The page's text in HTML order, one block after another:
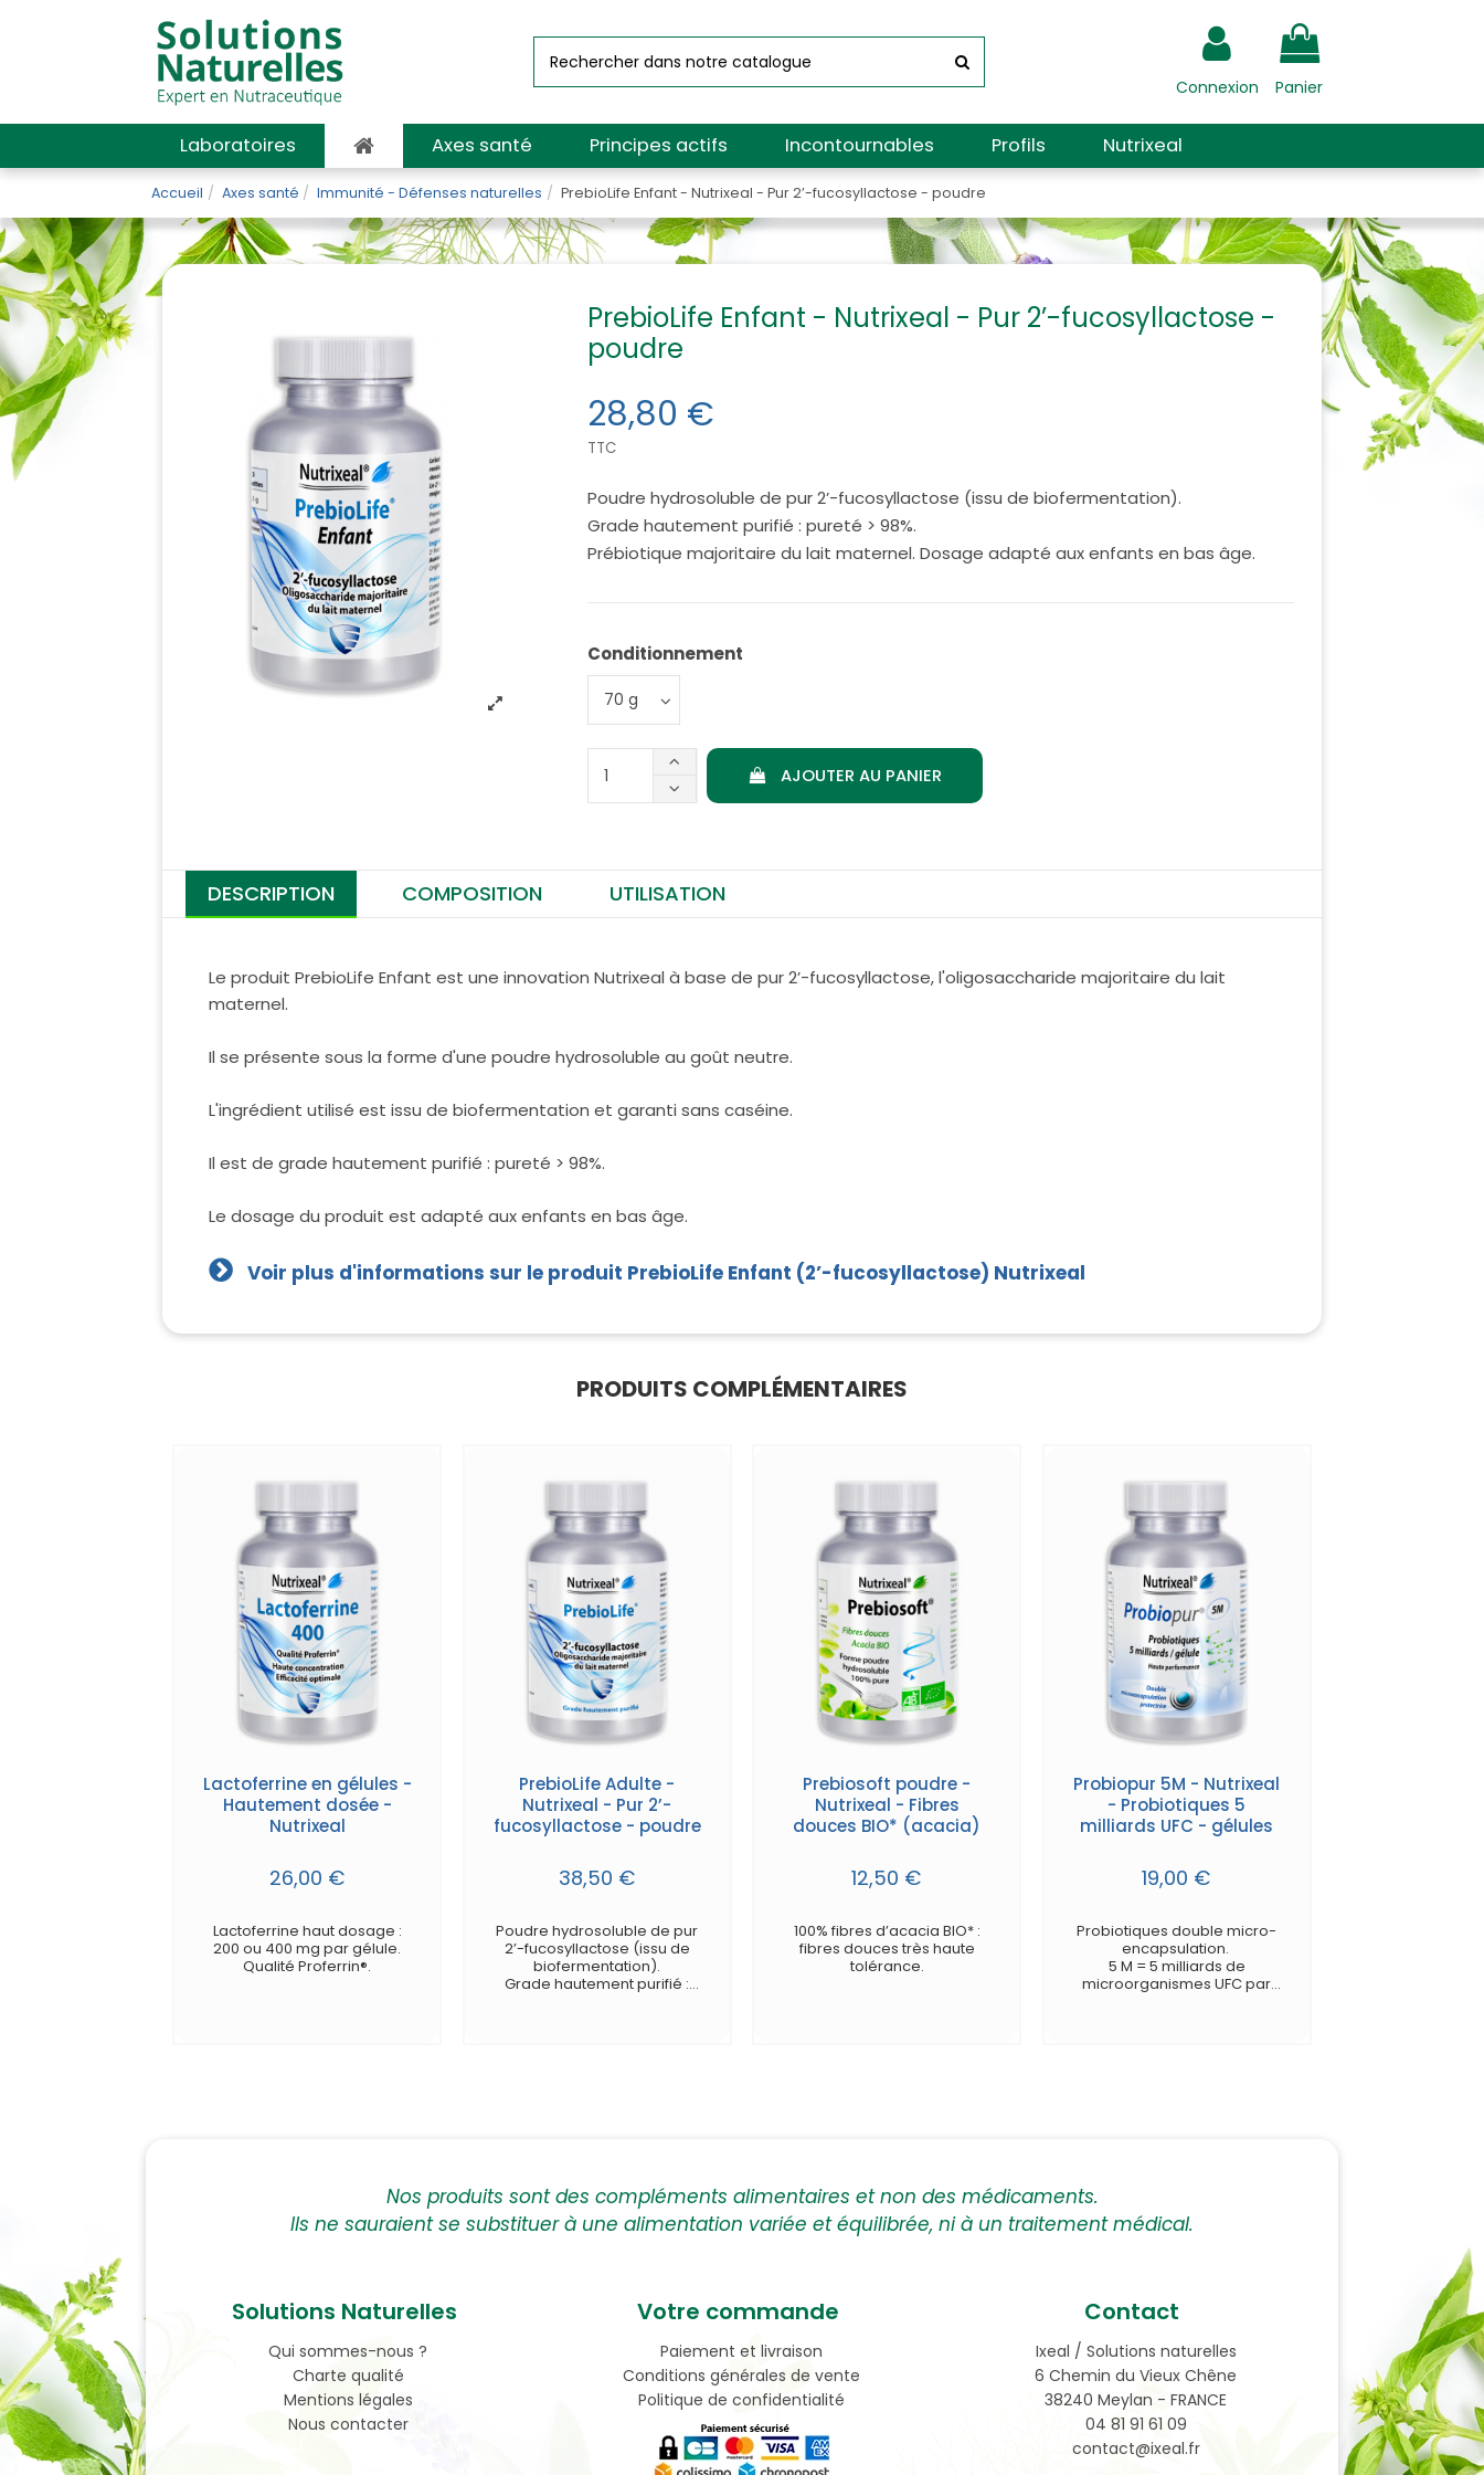
Connexion Panier
Laboratoires Axes santé Principes actifs Incontournables Profils Nutrixeal
Accueil Axes santé Immunité - Défenses naturelles PrebioLife Enfant - Nutrixeal - Pur 2’-fucosyllactose - poudre
PrebioLife Enfant - Nutrixeal - Pur 2’-fucosyllactose -
poudre
28,80 €
TTC
Poudre hydrosoluble de pur 2’-fucosyllactose (issu de biofermentation).
Grade hautement purifié : pureté > 98%.
Prébiotique majoritaire du lait maternel. Dosage adapté aux enfants en bas âge.
Conditionnement
AJOUTER AU PANIER
DESCRIPTION COMPOSITION UTILISATION
Le produit PrebioLife Enfant est une innovation Nutrixeal à base de pur 2’-fucosyllactose, l'oligosaccharide majoritaire du lait
maternel.
Il se présente sous la forme d'une poudre hydrosoluble au goût neutre.
L'ingrédient utilisé est issu de biofermentation et garanti sans caséine.
Il est de grade hautement purifié : pureté > 98%.
Le dosage du produit est adapté aux enfants en bas âge.
Voir plus d'informations sur le produit PrebioLife Enfant (2’-fucosyllactose) Nutrixeal
PRODUITS COMPLÉMENTAIRES
Lactoferrine en gélules -
Hautement dosée -
Nutrixeal
26,00 €
Lactoferrine haut dosage :
200 ou 400 mg par gélule.
Qualité Proferrin®.
PrebioLife Adulte -
Nutrixeal - Pur 2’-
fucosyllactose - poudre
38,50 €
Poudre hydrosoluble de pur
2’-fucosyllactose (issu de
biofermentation).
Grade hautement purifié :
Prebiosoft poudre -
Nutrixeal - Fibres
douces BIO* (acacia)
12,50 €
100% fibres d’acacia BIO* :
fibres douces très haute
tolérance.
Probiopur 5M - Nutrixeal
- Probiotiques 5
milliards UFC - gélules
19,00 €
Probiotiques double micro-
encapsulation.
5 M = 5 milliards de
microorganismes UFC par
Nos produits sont des compléments alimentaires et non des médicaments.
Ils ne sauraient se substituer à une alimentation variée et équilibrée, ni à un traitement médical.
Solutions Naturelles
Qui sommes-nous ?
Charte qualité
Mentions légales
Nous contacter
Votre commande
Paiement et livraison
Conditions générales de vente
Politique de confidentialité
Contact
Ixeal / Solutions naturelles
6 Chemin du Vieux Chêne
38240 Meylan - FRANCE
04 81 91 61 09
contact@ixeal.fr